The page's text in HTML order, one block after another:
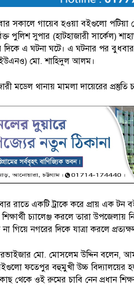
সকালে গায়েব হওয়া বইগুলো পটিয়া
পুলিশ সুপার (হাটহাজারী সার্কেল)
দিকে এ ঘটনা ঘটে। এ ঘটনার পর
(ইউএনও) মো. শাহিদুল আলম।
মডেল থানায় মামলা দায়েরের
রাতে একটি ট্রাকে করে প্রায় এক টন
চ্যালেঞ্জ করলে তারা উপজেলায়
গিয়ে নগরের দিকে যাত্রা করলে
মো. মোসলেম উদ্দিন বলেন,
ফতেপুর বহুমুখী উচ্চ বিদ্যালয়ের
থেকে ওই রুমের চাবি নেন প্রধান